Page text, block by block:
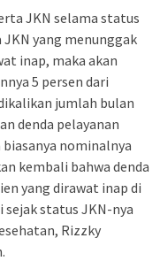
JKN selama status
yang menunggak
inap, maka akan
5 persen dari
jumlah bulan
denda pelayanan
nominalnya
kembali bahwa denda
yang dirawat inap di
sejak status JKN-nya
Rizzky